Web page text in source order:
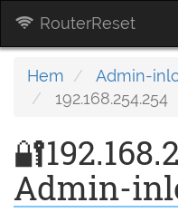
RouterReset
Hem
Admin-
192.168.254.254
Admin-